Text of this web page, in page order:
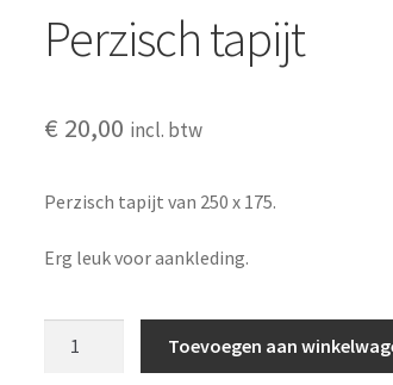
Perzisch tapijt
€ 20,00 incl. btw
Perzisch tapijt van 250 x 175.
Erg leuk voor aankleding.
Toevoegen aan